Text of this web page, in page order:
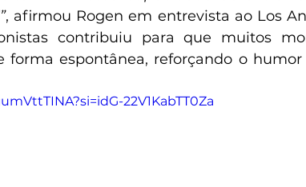
, afirmou Rogen em entrevista ao Los
contribuiu para que muitos
forma espontânea, reforçando o
22V1KabTT0Za